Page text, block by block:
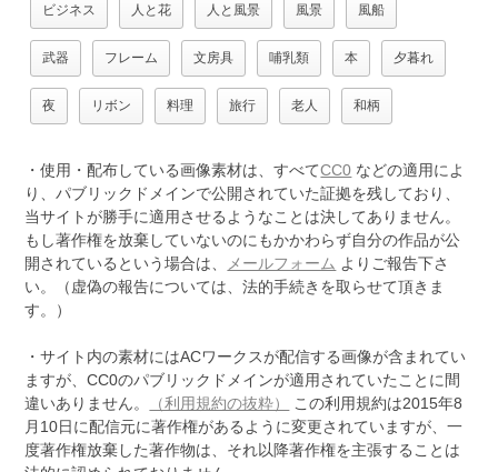
ビジネス 人と花 人と風景 風景 風船
武器 フレーム 文房具 哺乳類 本 夕暮れ
夜 リボン 料理 旅行 老人 和柄
・使用・配布している画像素材は、すべてCC0 などの適用によ
り、パブリックドメインで公開されていた証拠を残しており、
当サイトが勝手に適用させるようなことは決してありません。
もし著作権を放棄していないのにもかかわらず自分の作品が公
開されているという場合は、
メールフォーム よりご報告下さ
い。（虚偽の報告については、法的手続きを取らせて頂きま
す。）
・サイト内の素材にはACワークスが配信する画像が含まれてい
ますが、CC0のパブリックドメインが適用されていたことに間
違いありません。
（利用規約の抜粋）
この利用規約は2015年8
月10日に配信元に著作権があるように変更されていますが、一
度著作権放棄した著作物は、それ以降著作権を主張することは